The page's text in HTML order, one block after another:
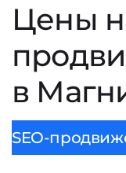
Цены
в
SEO-